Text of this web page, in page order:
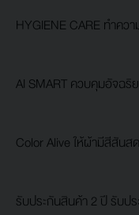
HYGIENE CARE ทำคว
AI SMART ควบคุมอัจฉริ
Color Alive ให้ผ้ามีสีสัน
รับประกันสินค้า 2 ปี รับป